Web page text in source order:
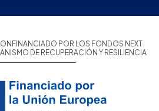
POR LOS FONDOS NEXT
DE RECUPERACIÓN Y RESILIENCIA